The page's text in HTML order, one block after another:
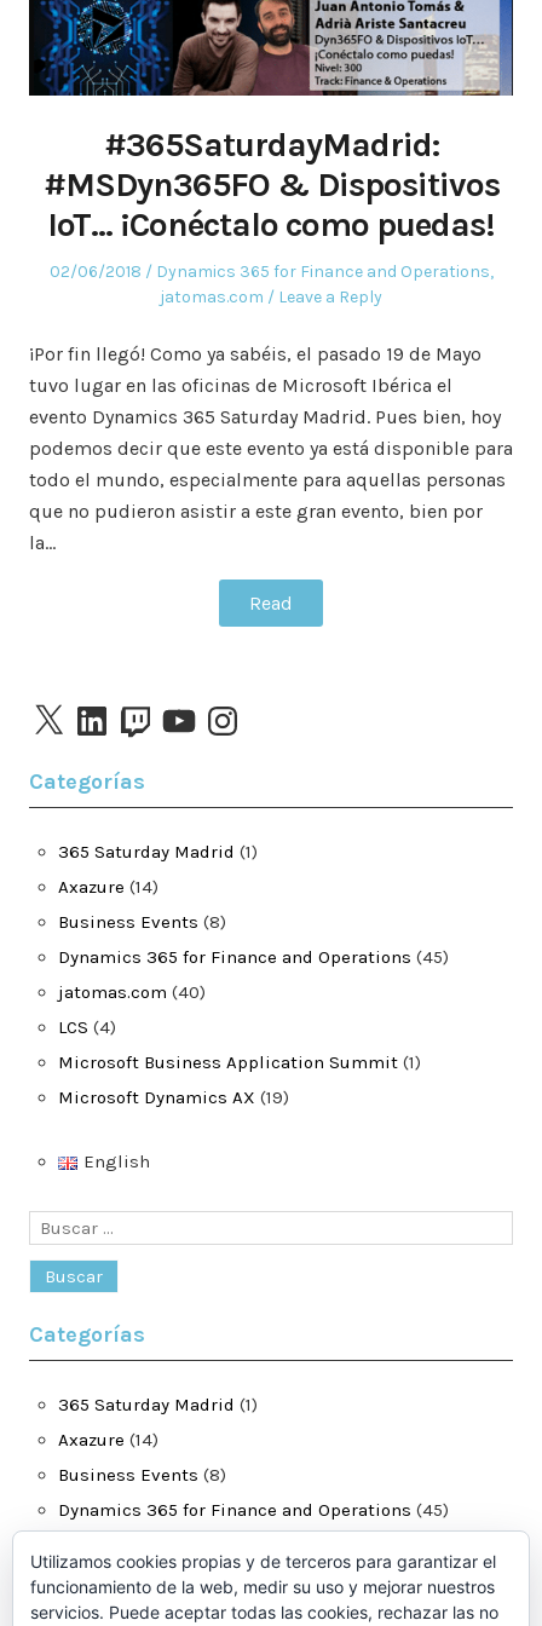
#365SaturdayMadrid:
#MSDyn365FO & Dispositivos
IoT… ¡Conéctalo como puedas!
Posted
02/06/2018
Posted
in
Dynamics 365 for Finance and Operations,
jatomas.com
Leave a Reply
¡Por fin llegó! Como ya sabéis, el pasado 19 de Mayo
tuvo lugar en las oficinas de Microsoft Ibérica el
evento Dynamics 365 Saturday Madrid. Pues bien, hoy
podemos decir que este evento ya está disponible para
todo el mundo, especialmente para aquellas personas
que no pudieron asistir a este gran evento, bien por
la…
Read
X LinkedInTwitchYouTubeInstagram
Categorías
365 Saturday Madrid (1)
Axazure (14)
Business Events (8)
Dynamics 365 for Finance and Operations (45)
jatomas.com (40)
LCS (4)
Microsoft Business Application Summit (1)
Microsoft Dynamics AX (19)
English
Buscar:
Categorías
365 Saturday Madrid (1)
Axazure (14)
Business Events (8)
Dynamics 365 for Finance and Operations (45)
LCS(4)
Microsoft Business Application Summit(1)
Utilizamos cookies propias y de terceros para garantizar el
funcionamiento de la web, medir su uso y mejorar nuestros
servicios. Puede aceptar todas las cookies, rechazar las no